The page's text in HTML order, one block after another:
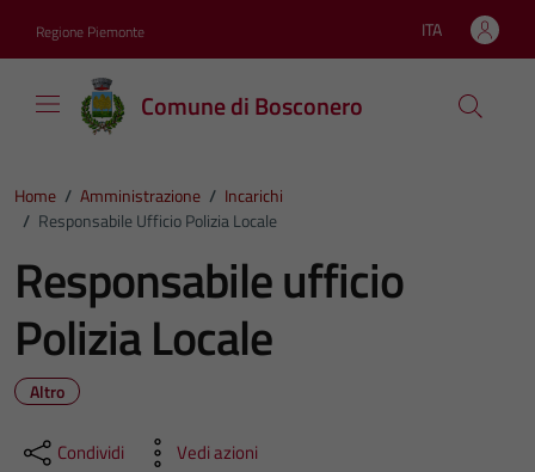
Regione Piemonte Lingua attiva:
ITA
Comune di Bosconero
Home / Amministrazione / Incarichi
/ Responsabile Ufficio Polizia Locale
Responsabile ufficio
Polizia Locale
Altro
Condividi Vedi azioni